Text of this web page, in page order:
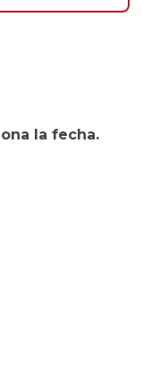
la fecha.